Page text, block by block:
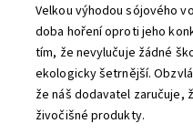
Velkou výhodou sójového
doba hoření oproti jeho
tím, že nevylučuje žádné
ekologicky šetrnější.
že náš dodavatel zaručuje,
živočišné produkty.